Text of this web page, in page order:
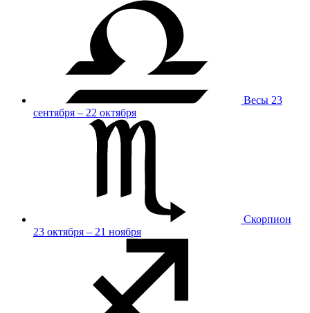
Весы 23
сентября – 22 октября
Скорпион
23 октября – 21 ноября